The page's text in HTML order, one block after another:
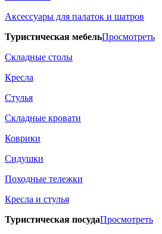
Аксессуары для палаток и шатров
Туристическая мебельПросмотреть
Складные столы
Кресла
Стулья
Складные кровати
Коврики
Сидушки
Походные тележки
Кресла и стулья
Туристическая посудаПросмотреть